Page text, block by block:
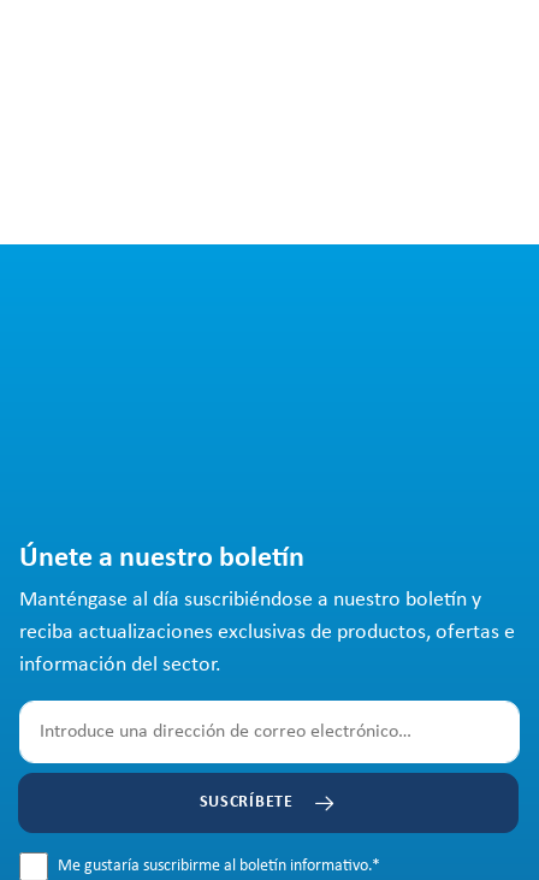
Únete a nuestro boletín
Manténgase al día suscribiéndose a nuestro boletín y
reciba actualizaciones exclusivas de productos, ofertas e
información del sector.
SUSCRÍBETE
Me gustaría suscribirme al boletín informativo.*